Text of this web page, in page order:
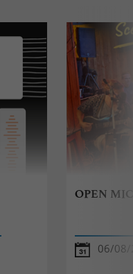
OPEN
06/08/